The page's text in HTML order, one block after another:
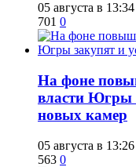
05 августа в 13:34
701 0
На фоне
власти Югры
новых камер
05 августа в 13:26
563 0